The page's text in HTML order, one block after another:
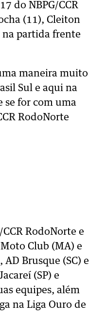
do NBPG/CCR
(11), Cleiton
na partida frente
maneira muito
Sul e aqui na
se for com uma
RodoNorte
RodoNorte e
Club (MA) e
Brusque (SC) e
(SP) e
equipes, além
na Liga Ouro de